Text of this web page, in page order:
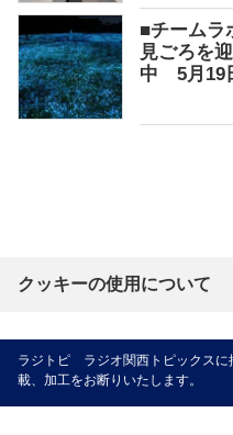
■チームラ
見ごろを
中 5月19
クッキーの使用について
ラジトピ ラジオ関西トピックスに
載、加工をお断りいたします。